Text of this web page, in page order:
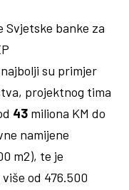
banke za
su primjer
projektnog tima
43 miliona KM do
namijene
m2), te je
od 476.500